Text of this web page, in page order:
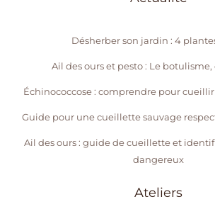
Désherber son jardin : 4
Ail des ours et pesto : Le botulisme,
Échinococcose : comprendre pour
Guide pour une cueillette sauvage
Ail des ours : guide de cueillette et
dangereux
Ateliers